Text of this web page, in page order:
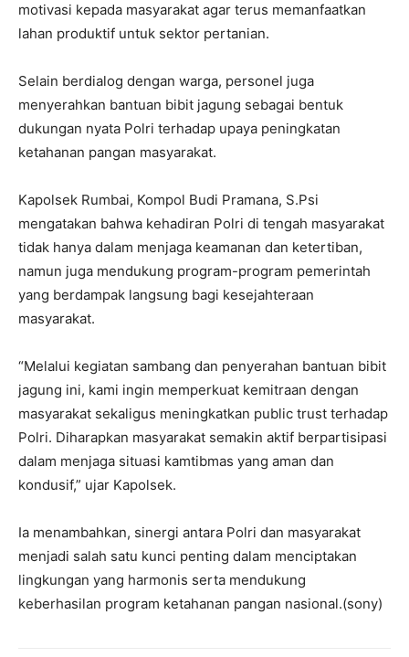
motivasi kepada masyarakat agar terus memanfaatkan
lahan produktif untuk sektor pertanian.
Selain berdialog dengan warga, personel juga
menyerahkan bantuan bibit jagung sebagai bentuk
dukungan nyata Polri terhadap upaya peningkatan
ketahanan pangan masyarakat.
Kapolsek Rumbai, Kompol Budi Pramana, S.Psi
mengatakan bahwa kehadiran Polri di tengah masyarakat
tidak hanya dalam menjaga keamanan dan ketertiban,
namun juga mendukung program-program pemerintah
yang berdampak langsung bagi kesejahteraan
masyarakat.
“Melalui kegiatan sambang dan penyerahan bantuan bibit
jagung ini, kami ingin memperkuat kemitraan dengan
masyarakat sekaligus meningkatkan public trust terhadap
Polri. Diharapkan masyarakat semakin aktif berpartisipasi
dalam menjaga situasi kamtibmas yang aman dan
kondusif,” ujar Kapolsek.
Ia menambahkan, sinergi antara Polri dan masyarakat
menjadi salah satu kunci penting dalam menciptakan
lingkungan yang harmonis serta mendukung
keberhasilan program ketahanan pangan nasional.(sony)